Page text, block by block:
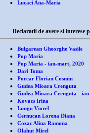
Lucaci Ana-Maria
Declaratii de avere si interese
Bulgarean Gheorghe Vasile
Pop Maria
Pop Maria - ian-mart, 2020
Dari Toma
Porcar Florian Cosmin
Gudea Mioara Crenguta
Gudea Mioara Crenguta -
Kovacs Irina
Lungu Viorel
Cernucan Lorena Diana
Cozac Alina Ramona
Olahut Mirel